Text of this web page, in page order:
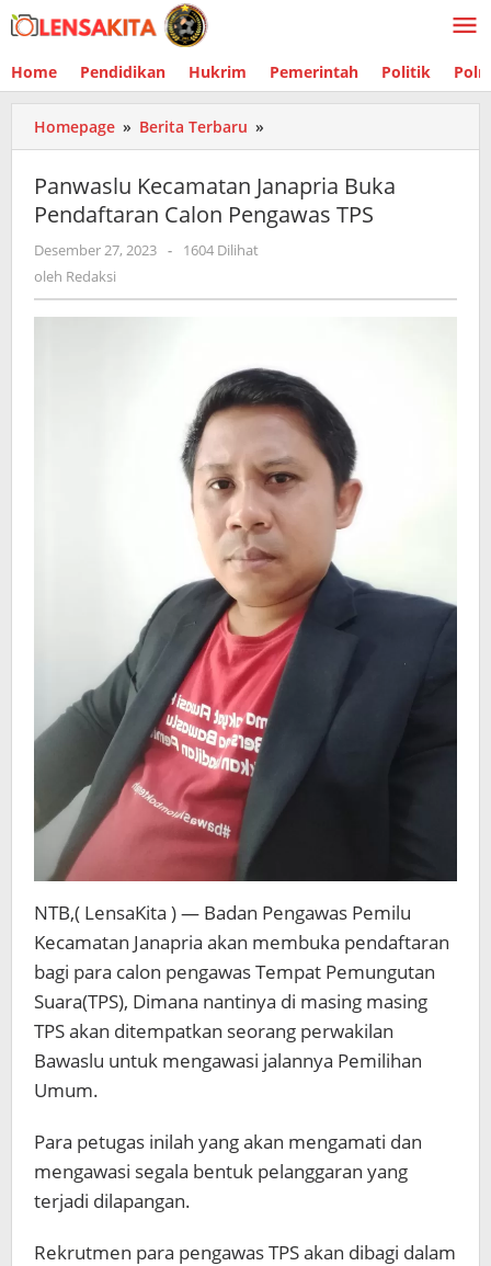
Lewati
ke
Home Pendidikan Hukrim Pemerintah Politik
Homepage » Berita Terbaru »
Kecamatan
Janapria
Buka
Pendaftaran
Panwaslu Kecamatan Janapria Buka
Pendaftaran Calon Pengawas TPS
Desember 27, 2023 oleh
-
1604 Dilihat
oleh Redaksi
NTB,( LensaKita ) — Badan Pengawas Pemilu
Kecamatan Janapria akan membuka pendaftaran
bagi para calon pengawas Tempat Pemungutan
Suara(TPS), Dimana nantinya di masing masing
TPS akan ditempatkan seorang perwakilan
Bawaslu untuk mengawasi jalannya Pemilihan
Umum.
Para petugas inilah yang akan mengamati dan
mengawasi segala bentuk pelanggaran yang
terjadi dilapangan.
Rekrutmen para pengawas TPS akan dibagi dalam